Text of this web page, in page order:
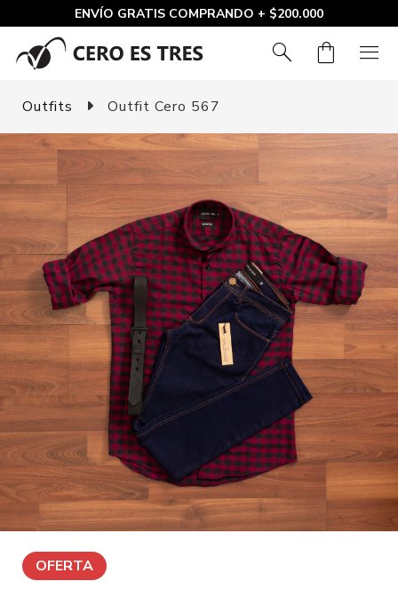
ENVÍO GRATIS COMPRANDO + $200.000
search shopping_bag menu
Outfits Outfit Cero 567
OFERTA